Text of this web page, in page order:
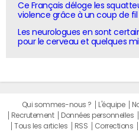
Ce Français déloge les
violence grâce à un coup de
Les neurologues en sont
pour le cerveau et quelques
Qui sommes-nous ? L'équipe
Recrutement
Données personnelles
Tous les articles
RSS Corrections